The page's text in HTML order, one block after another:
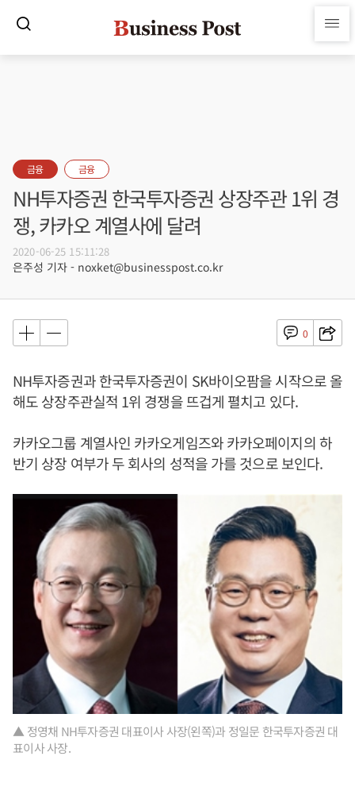
금융 금융
NH투자증권 한국투자증권 상장주관 1위 경
쟁, 카카오 계열사에 달려
2020-06-25 15:11:28
은주성 기자 - noxket@businesspost.co.kr
0
NH투자증권과 한국투자증권이 SK바이오팜을 시작으로 올
해도 상장주관실적 1위 경쟁을 뜨겁게 펼치고 있다.
카카오그룹 계열사인 카카오게임즈와 카카오페이지의 하
반기 상장 여부가 두 회사의 성적을 가를 것으로 보인다.
▲ 정영채 NH투자증권 대표이사 사장(왼쪽)과 정일문 한국투자증권 대
표이사 사장.